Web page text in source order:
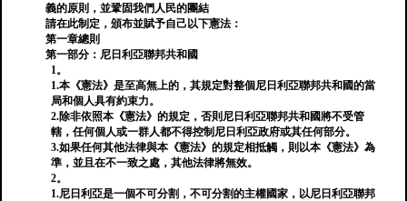
義的原則，並鞏固我們人民的團結
請在此制定，頒布並賦予自己以下憲法：
第一章總則
第一部分：尼日利亞聯邦共和國
1。
1.本《憲法》是至高無上的，其規定對整個尼日利亞聯邦共和國的當
局和個人具有約束力。
2.除非依照本《憲法》的規定，否則尼日利亞聯邦共和國將不受管
轄，任何個人或一群人都不得控制尼日利亞政府或其任何部分。
3.如果任何其他法律與本《憲法》的規定相抵觸，則以本《憲法》為
準，並且在不一致之處，其他法律將無效。
2。
1.尼日利亞是一個不可分割，不可分割的主權國家，以尼日利亞聯邦